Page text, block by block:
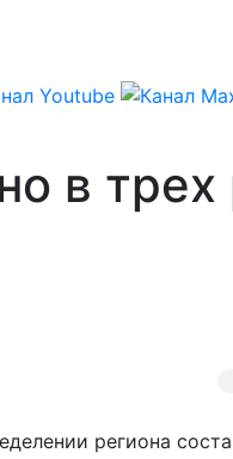
в
региона